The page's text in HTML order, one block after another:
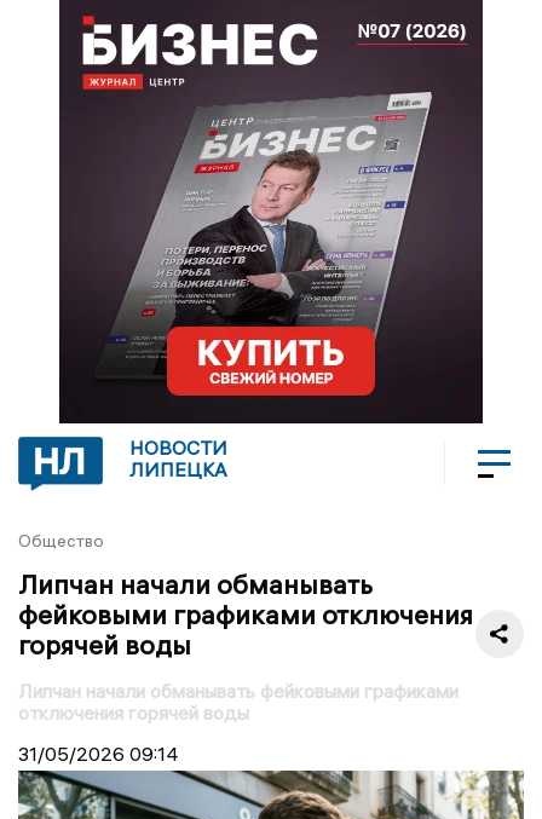
НОВОСТИ
ЛИПЕЦКА
Общество
Липчан начали обманывать
фейковыми графиками отключения
горячей воды
Липчан начали обманывать фейковыми графиками
отключения горячей воды
31/05/2026 09:14